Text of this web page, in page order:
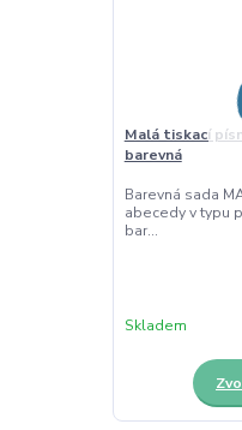
Malá tiskací
barevná
Barevná sada
abecedy v typu
bar...
Skladem